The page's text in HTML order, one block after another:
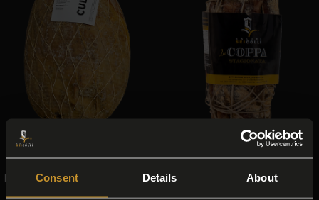
Consent Details About
Culatta
La nostra pregiata Culatta
La Coppa Stagionata
La nostra Coppa